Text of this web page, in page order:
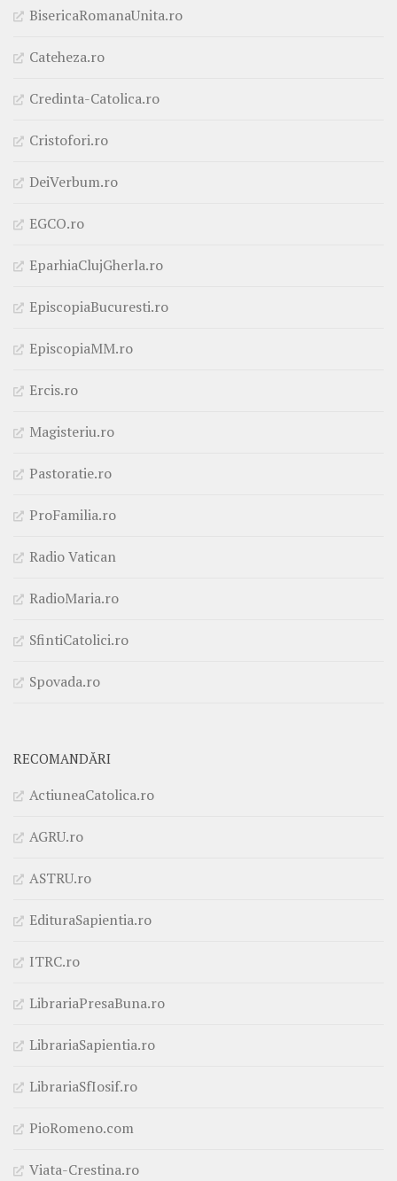
BisericaRomanaUnita.ro
Cateheza.ro
Credinta-Catolica.ro
Cristofori.ro
DeiVerbum.ro
EGCO.ro
EparhiaClujGherla.ro
EpiscopiaBucuresti.ro
EpiscopiaMM.ro
Ercis.ro
Magisteriu.ro
Pastoratie.ro
ProFamilia.ro
Radio Vatican
RadioMaria.ro
SfintiCatolici.ro
Spovada.ro
RECOMANDĂRI
ActiuneaCatolica.ro
AGRU.ro
ASTRU.ro
EdituraSapientia.ro
ITRC.ro
LibrariaPresaBuna.ro
LibrariaSapientia.ro
LibrariaSfIosif.ro
PioRomeno.com
Viata-Crestina.ro